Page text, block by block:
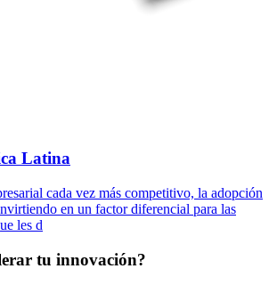
Latina
cada vez más competitivo, la adopción
en un factor diferencial para las
les d
tu innovación?